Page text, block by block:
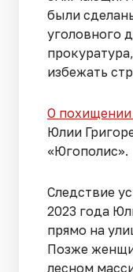
были
уголовного
избежать
О
Юлии
«Югополис».
Следствие
2023 года
прямо на
Позже
лесном